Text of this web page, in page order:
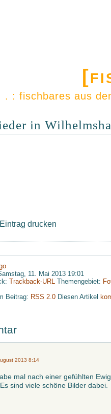
. : fischbares aus
in
Eintrag drucken
11. Mai 2013 19:01
Trackback-URL Themengebiet:
Beitrag: RSS 2.0 Diesen Artikel
2013 8:14
mal nach einer gefühlten
sind viele schöne Bilder dabei.